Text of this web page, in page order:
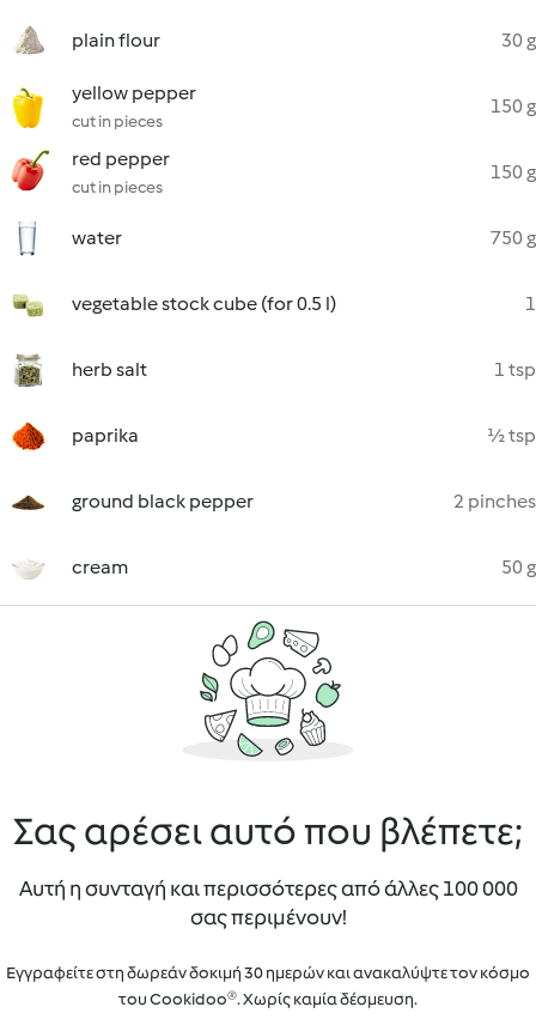
plain flour 30 g
yellow pepper
cut in pieces
150 g
red pepper
cut in pieces
150 g
water 750 g
vegetable stock cube (for 0.5 l) 1
herb salt 1 tsp
paprika ½ tsp
ground black pepper 2 pinches
cream 50 g
Σας αρέσει αυτό που βλέπετε;
Αυτή η συνταγή και περισσότερες από άλλες 100 000
σας περιμένουν!
Εγγραφείτε στη δωρεάν δοκιμή 30 ημερών και ανακαλύψτε τον κόσμο
του Cookidoo®. Χωρίς καμία δέσμευση.